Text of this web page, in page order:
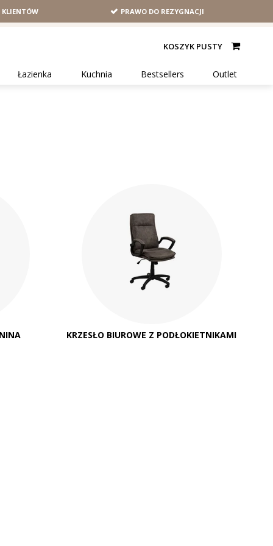
KLIENTÓW PRAWO DO REZYGNACJI
KOSZYK PUSTY
Łazienka Kuchnia Bestsellers Outlet
KRZESŁO BIUROWE Z PODŁOKIETNIKAMI